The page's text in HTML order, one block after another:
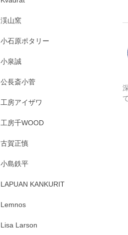
渓山窯
小石原ポタリー
小泉誠
公長斎小菅
工房アイザワ
工房千WOOD
古賀正慎
小島鉄平
LAPUAN KANKURIT
Lemnos
Lisa Larson